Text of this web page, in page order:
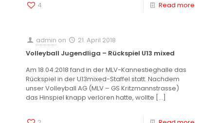
4 Read more
admin on
21. April 2018
Volleyball Jugendliga – Rückspiel U13 mixed
Am 18.04.2018 fand in der MLV-Kannestieghalle das
Rückspiel in der U13mixed-Staffel statt. Nachdem
unser Volleyball AG (MLV – GS Kritzmannstrasse)
das Hinspiel knapp verloren hatte, wollte […]